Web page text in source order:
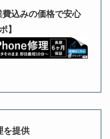
込みの価格で安心
】
を提供